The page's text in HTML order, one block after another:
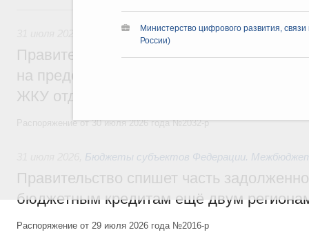
Министерство цифрового развития,
России)
31 июля, пятница
Социальная поддержка отдельных
Правительство направит регионам
на предоставление мер социальной
ЖКУ отдельным категориям граждан
Распоряжение от 30 июля 2026 года №2032-р
Бюджеты субъектов Федерации.
Правительство спишет часть
бюджетным кредитам ещё двум
Распоряжение от 29 июля 2026 года №2016-р